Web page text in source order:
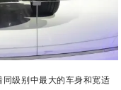
同级别中最大的车身和宽适